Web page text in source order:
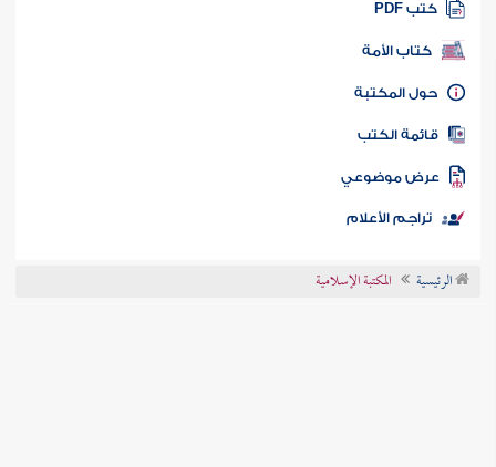
كتب PDF
كتاب الأمة
المكتبة
الكتب
موضوعي
تراجم الأعلام
الرئيسية المكتبة الإسلامية